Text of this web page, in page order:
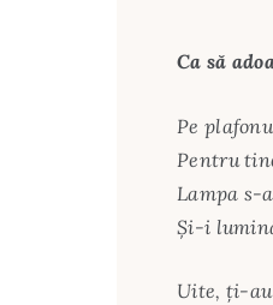
Ca să
Pe
Pentru
Lampa s-
Şi-i
Uite, ţi-